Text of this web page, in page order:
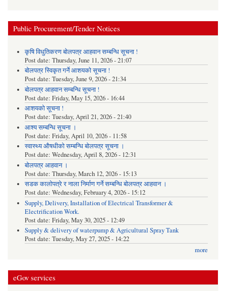
Public Procurement/Tender Notices
कृषि विधुतिकरण बोलपत्र आहवान सम्बन्धि सूचना !
Post date: Thursday, June 11, 2026 - 21:07
बोलपत्र स्विकृत गर्ने आशयको सूचना !
Post date: Tuesday, June 9, 2026 - 21:34
बोलपत्र आहवान सम्बन्धि सूचना !
Post date: Friday, May 15, 2026 - 16:44
आशयको सूचना !
Post date: Tuesday, April 21, 2026 - 21:40
आश्य सम्बन्धि सूचना ।
Post date: Friday, April 10, 2026 - 11:58
स्वास्थ्य औषधीको सम्बन्धि बोलपत्र सूचना ।
Post date: Wednesday, April 8, 2026 - 12:31
बोलपत्र आहवान ।
Post date: Thursday, March 12, 2026 - 15:13
सडक कालोपत्रे र नाला निर्माण गर्ने सम्बन्धि बोलपत्र आहवान ।
Post date: Wednesday, February 4, 2026 - 15:12
Supply, Delivery, Installation of Electrical Transformer &
Electrification Work.
Post date: Friday, May 30, 2025 - 12:49
Supply & delivery of waterpump & Agricultural Spray Tank
Post date: Tuesday, May 27, 2025 - 14:22
more
eGov services